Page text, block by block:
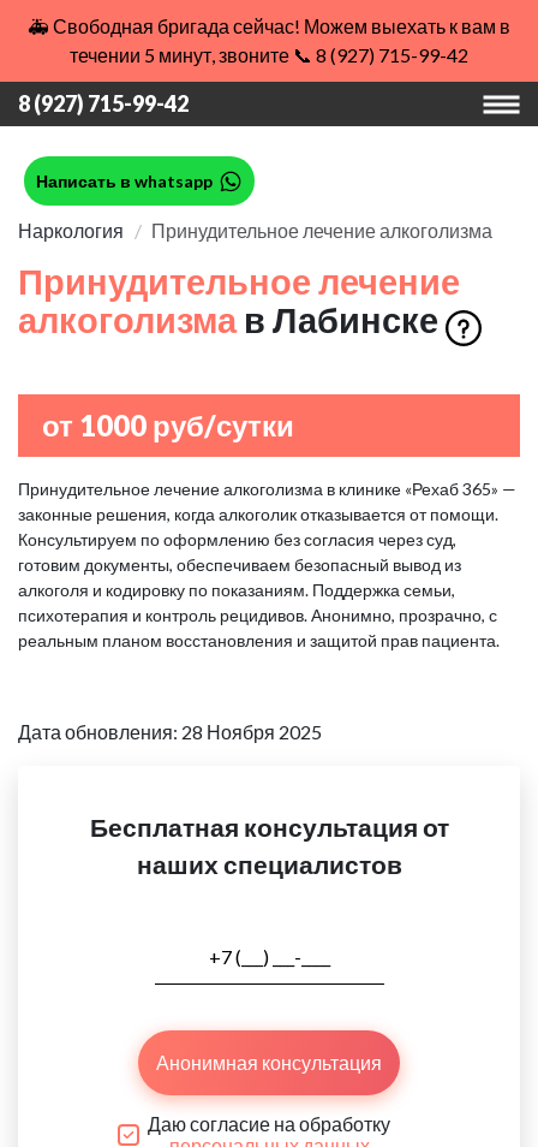
🚑 Свободная бригада сейчас! Можем выехать к вам в
течении 5 минут, звоните 📞 8 (927) 715-99-42
8 (927) 715-99-42
Написать в whatsapp
Наркология Принудительное лечение алкоголизма
Принудительное лечение
алкоголизма в Лабинске
от 1000 руб/сутки
Принудительное лечение алкоголизма в клинике «Рехаб 365» —
законные решения, когда алкоголик отказывается от помощи.
Консультируем по оформлению без согласия через суд,
готовим документы, обеспечиваем безопасный вывод из
алкоголя и кодировку по показаниям. Поддержка семьи,
психотерапия и контроль рецидивов. Анонимно, прозрачно, с
реальным планом восстановления и защитой прав пациента.
Дата обновления: 28 Ноября 2025
Бесплатная консультация от
наших специалистов
Анонимная консультация
Даю согласие на обработку